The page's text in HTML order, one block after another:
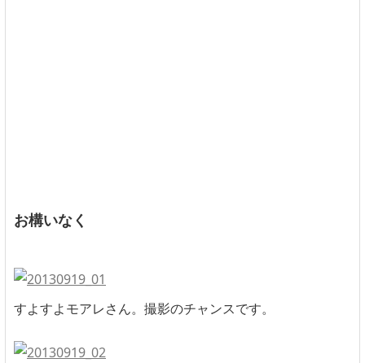
お構いなく
すよすよモアレさん。撮影のチャンスです。